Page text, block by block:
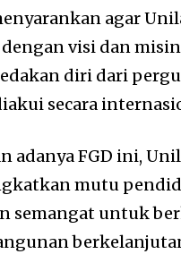
agar
dengan visi dan
diri dari
secara
adanya FGD ini,
mutu
semangat untuk